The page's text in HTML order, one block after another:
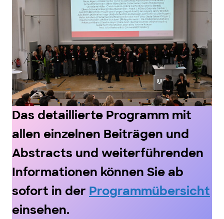
Das detaillierte Programm mit
allen einzelnen Beiträgen und
Abstracts und weiterführenden
Informationen können Sie ab
sofort in der Programmübersicht
einsehen.